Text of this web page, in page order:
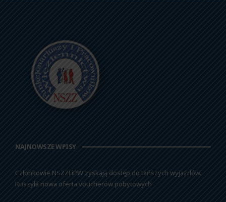
NAJNOWSZE WPISY
Członkowie NSZZFiPW zyskają dostęp do tańszych wyjazdów.
Ruszyła nowa oferta voucherów pobytowych